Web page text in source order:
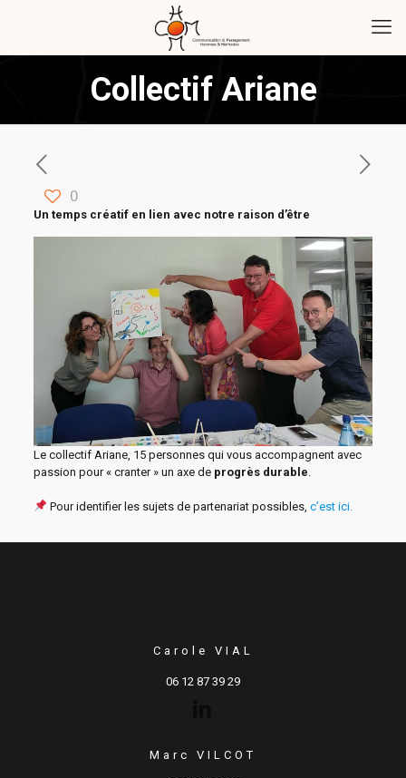
Collectif Ariane
0
Un temps créatif en lien avec notre raison d’être
Le collectif Ariane, 15 personnes qui vous accompagnent avec
passion pour « cranter » un axe deprogrès durable.
Pour identifier les sujets de partenariat possibles, c’est ici.
Carole VIAL
06 12 87 39 29
Marc VILCOT